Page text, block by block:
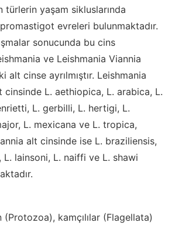
türlerin yaşam sikluslarında
evreleri bulunmaktadır.
sonucunda bu cins
ve Leishmania Viannia
alt cinse ayrılmıştır. Leishmania
cinsinde L. aethiopica, L. arabica, L.
L. gerbilli, L. hertigi, L.
L. mexicana ve L. tropica,
alt cinsinde ise L. braziliensis,
L. lainsoni, L. naiffi ve L. shawi
(Protozoa), kamçılılar (Flagellata)